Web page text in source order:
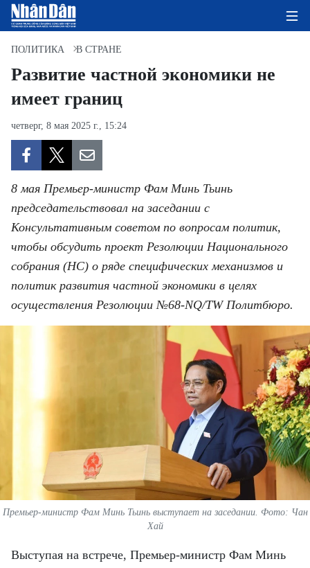
ГЛАВНАЯ СТРАНИЦА
ПОЛИТИКА
ОБЩЕСТВО
ЭКОЛОГИЯ
КУЛЬТУРА
ДОБРО ПОЖАЛОВАТЬ ВО
ВЬЕТНАМ
МОСТ ДРУЖБЫ
ВСТРЕЧИ - ДИАЛОГИ
ДОСЬЕ И МАТЕРИАЛЫ
О ГАЗЕТЕ «НЯНЗАН»
TIẾNG VIỆT
ENGLISH
ПОЛИТИКА В СТРАНЕ
Развитие частной экономики не
имеет границ
четверг, 8 мая 2025 г., 15:24
8 мая Премьер-министр Фам Минь Тьинь
председательствовал на заседании с
Консультативным советом по вопросам политик,
чтобы обсудить проект Резолюции Национального
собрания (НС) о ряде специфических механизмов и
политик развития частной экономики в целях
осуществления Резолюции №68-NQ/TW Политбюро.
Премьер-министр Фам Минь Тьинь выступает на заседании. Фото: Чан
Хай
Выступая на встрече, Премьер-министр Фам Минь